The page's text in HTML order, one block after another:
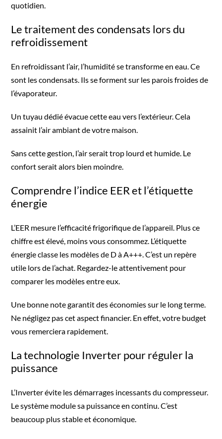
quotidien.
Le traitement des condensats lors du
refroidissement
En refroidissant l’air, l’humidité se transforme en eau. Ce
sont les condensats. Ils se forment sur les parois froides de
l’évaporateur.
Un tuyau dédié évacue cette eau vers l’extérieur. Cela
assainit l’air ambiant de votre maison.
Sans cette gestion, l’air serait trop lourd et humide. Le
confort serait alors bien moindre.
Comprendre l’indice EER et l’étiquette
énergie
L’EER mesure l’efficacité frigorifique de l’appareil. Plus ce
chiffre est élevé, moins vous consommez. L’étiquette
énergie classe les modèles de D à A+++. C’est un repère
utile lors de l’achat. Regardez-le attentivement pour
comparer les modèles entre eux.
Une bonne note garantit des économies sur le long terme.
Ne négligez pas cet aspect financier. En effet, votre budget
vous remerciera rapidement.
La technologie Inverter pour réguler la
puissance
L’Inverter évite les démarrages incessants du compresseur.
Le système module sa puissance en continu. C’est
beaucoup plus stable et économique.